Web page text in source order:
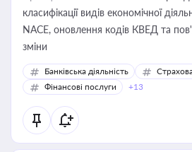
класифікації видів економічної
NACE, оновлення кодів КВЕД та
зміни
Банківська діяльність
Фінансові послуги
+13